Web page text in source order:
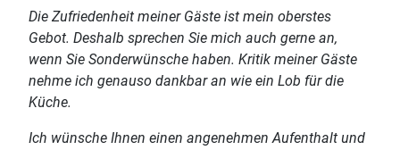
Die Zufriedenheit meiner Gäste ist mein oberstes
Gebot. Deshalb sprechen Sie mich auch gerne an,
wenn Sie Sonderwünsche haben. Kritik meiner Gäste
nehme ich genauso dankbar an wie ein Lob für die
Küche.
Ich wünsche Ihnen einen angenehmen Aufenthalt und